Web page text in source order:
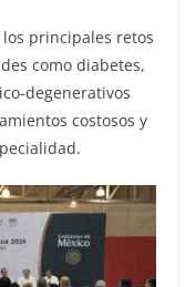
principales retos
como diabetes,
degenerativos
costosos y